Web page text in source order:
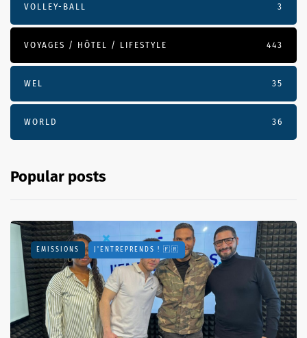
VOLLEY-BALL 3
VOYAGES / HÔTEL / LIFESTYLE 443
WEL 35
WORLD 36
Popular posts
EMISSIONS J'ENTREPRENDS ! 🇫🇷